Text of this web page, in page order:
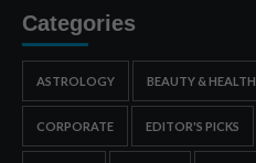
Categories
ASTROLOGY BEAUTY & HEALTH
CORPORATE EDITOR'S PICKS